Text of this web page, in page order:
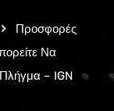
Προσφορές
Να
Πλήγμα – IGN